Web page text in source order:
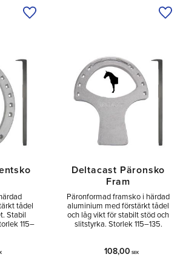
Lägg till i önskelista
tådel
Stabil
115–
Deltacast Päronsko
Fram
Päronformad framsko i härdad
aluminium med förstärkt tådel
och låg vikt för stabilt stöd och
slitstyrka. Storlek 115–135.
108,00 SEK